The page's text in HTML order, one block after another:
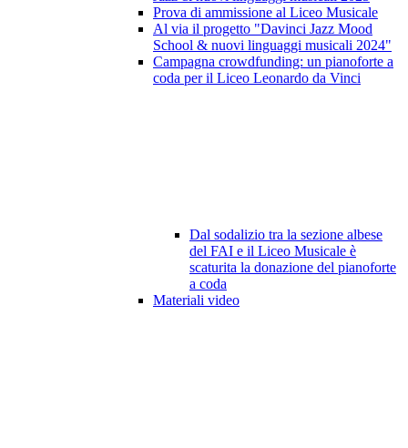
Prova di ammissione al Liceo Musicale
Al via il progetto "Davinci Jazz Mood
School & nuovi linguaggi musicali 2024"
Campagna crowdfunding: un pianoforte a
coda per il Liceo Leonardo da Vinci
Dal sodalizio tra la sezione albese
del FAI e il Liceo Musicale è
scaturita la donazione del pianoforte
a coda
Materiali video